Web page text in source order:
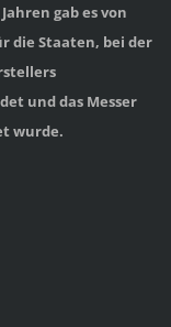
gab esvon
die Staaten, bei der
und das Messer
wurde.